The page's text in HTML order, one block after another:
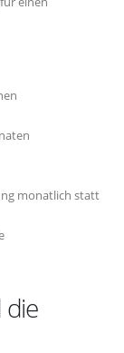
monatlich statt
die